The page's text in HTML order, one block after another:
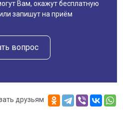
Вам, окажут бесплатную
запишут на приём
вопрос
друзьям